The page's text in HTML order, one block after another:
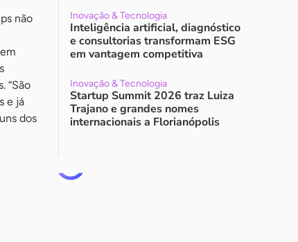
não
“São
e já
dos
Inovação & Tecnologia
Inteligência artificial, diagnóstico
e consultorias transformam ESG
em vantagem competitiva
Inovação & Tecnologia
Startup Summit 2026 traz Luiza
Trajano e grandes nomes
internacionais a Florianópolis